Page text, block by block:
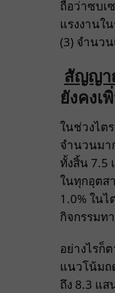
ถือว่าซบเ
แรงงานใ
(3) จำนว
สัญญา
ยังคงเ
ในช่วงไต
จำนวนมา
ทั้งสิ้น 7.5
ในทุกอุตส
1.0% ใน
กิจกรรมท
อย่างไรก็
แนวโน้มถ
ถึง 8.3 แ